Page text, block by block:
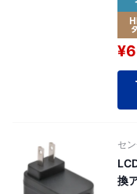
シ
ル
度
[ パ
セ
換